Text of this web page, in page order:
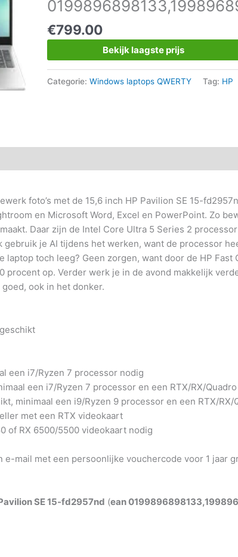
€799.00
Bekijk laagste prijs
Categorie: Windows laptops QWERTY Tag: HP
foto’s met de 15,6 inch HP Pavilion SE 15-
en Microsoft Word, Excel en PowerPoint. Zo
Daar zijn de Intel Core Ultra 5 Series 2
je AI tijdens het werken, want de processor
laptop toch leeg? Geen zorgen, want door de HP Fast
procent op. Verder werk je in de avond makkelijk
ook in het donker.
een i7/Ryzen 7 processor nodig
een i7/Ryzen 7 processor en een RTX/RX/
minimaal een i9/Ryzen 9 processor en een RTX/
met een RTX videokaart
of RX 6500/5500 videokaart nodig
e-mail met een persoonlijke vouchercode voor 1 jaar
SE 15-fd2957nd (ean